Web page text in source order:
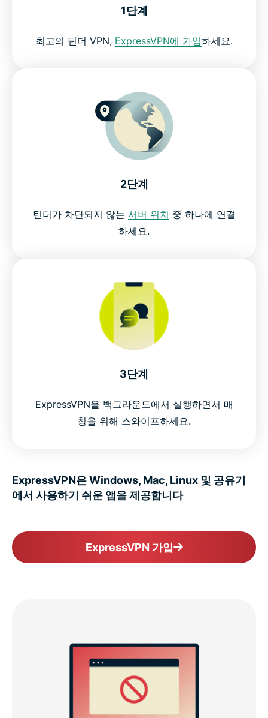
지금 바로 위험 부담 없이 ExpressVPN을 이용해보세
1단계
최고의 틴더 VPN, ExpressVPN에 가입하세요.
2단계
틴더가 차단되지 않는 서버 위치 중 하나에 연결
하세요.
3단계
ExpressVPN을 백그라운드에서 실행하면서 매
칭을 위해 스와이프하세요.
ExpressVPN은 Windows, Mac, Linux 및 공유기
에서 사용하기 쉬운 앱을 제공합니다
ExpressVPN 가입